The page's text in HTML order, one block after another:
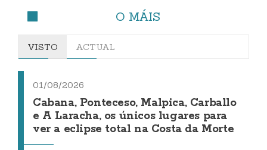
O MÁIS
VISTO ACTUAL
01/08/2026
Cabana, Ponteceso, Malpica, Carballo
e A Laracha, os únicos lugares para
ver a eclipse total na Costa da Morte